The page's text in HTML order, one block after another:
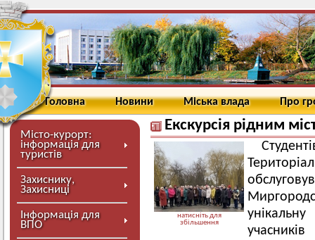
Головна Новини Міська влада Про
Місто-курорт:
інформація для
туристів
Захиснику,
Захисниці
Інформація для
ВПО
Екскурсія рідним
натисніть для
збільшення